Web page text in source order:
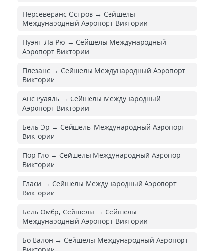
Персеверанс Остров → Сейшелы
Международный Аэропорт Виктории
Пуэнт-Ла-Рю → Сейшелы Международный
Аэропорт Виктории
Плезанс → Сейшелы Международный Аэропорт
Виктории
Анс Руаяль → Сейшелы Международный
Аэропорт Виктории
Бель-Эр → Сейшелы Международный Аэропорт
Виктории
Пор Гло → Сейшелы Международный Аэропорт
Виктории
Гласи → Сейшелы Международный Аэропорт
Виктории
Бель Омбр, Сейшелы → Сейшелы
Международный Аэропорт Виктории
Бо Валон → Сейшелы Международный Аэропорт